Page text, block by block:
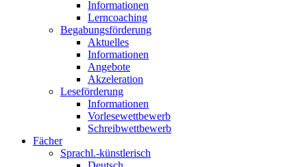
Informationen
Lerncoaching
Begabungsförderung
Aktuelles
Informationen
Angebote
Akzeleration
Leseförderung
Informationen
Vorlesewettbewerb
Schreibwettbewerb
Fächer
Sprachl.-künstlerisch